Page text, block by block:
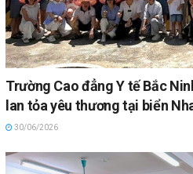
Trường Cao đẳng Y tế Bắc
lan tỏa yêu thương tại biển
30/06/2026